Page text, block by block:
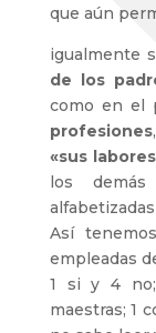
que aún
igualmente
de los
como en el
profesiones
«sus
los
Así
empleadas
1 si y 4 no;
maestras; 1